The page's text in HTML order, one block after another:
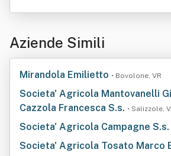
Aziende Simili
Mirandola Emilietto • Bovolone, VR
Societa' Agricola Mantovanelli
Cazzola Francesca S.s. • Salizzole,
Societa' Agricola Campagne S.s.
Societa' Agricola Tosato Marco